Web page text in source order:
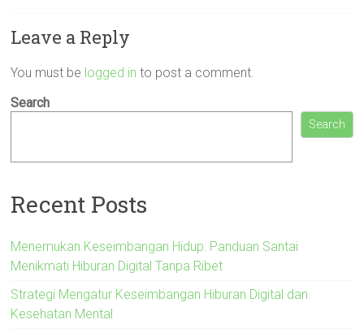
Leave a Reply
You must be logged in to post a comment.
Search
Search
Recent Posts
Menemukan Keseimbangan Hidup: Panduan Santai
Menikmati Hiburan Digital Tanpa Ribet
Strategi Mengatur Keseimbangan Hiburan Digital dan
Kesehatan Mental